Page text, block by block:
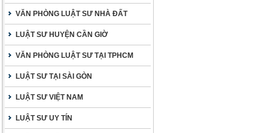
VĂN PHÒNG LUẬT SƯ NHÀ ĐẤT
LUẬT SƯ HUYỆN CẦN GIỜ
VĂN PHÒNG LUẬT SƯ TẠI TPHCM
LUẬT SƯ TẠI SÀI GÒN
LUẬT SƯ VIỆT NAM
LUẬT SƯ UY TÍN